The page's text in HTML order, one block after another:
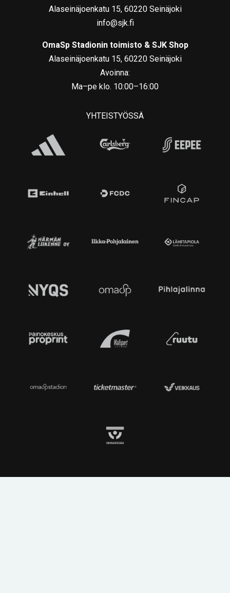
Alaseinäjoenkatu 15, 60220 Seinäjoki
info@sjk.fi
OmaSp Stadionin toimisto & SJK Shop
Alaseinäjoenkatu 15, 60220 Seinäjoki
Avoinna:
Ma–pe klo. 10:00–16:00
YHTEISTYÖSSÄ